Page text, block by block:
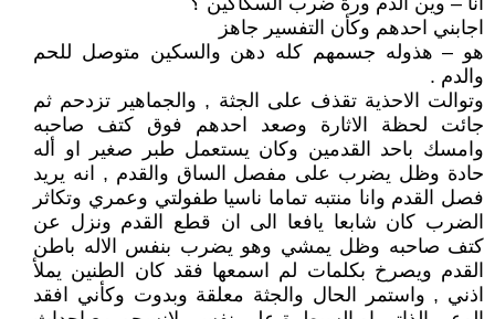
اجابني احدهم وكأن التفسير جاهز
هو – هذوله جسمهم كله دهن والسكين متوصل للحم
والدم .
وتوالت الاحذية تقذف على الجثة , والجماهير تزدحم ثم
جائت لحظة الاثارة وصعد احدهم فوق كتف صاحبه
وامسك باحد القدمين وكان يستعمل طبر صغير او أله
حادة وظل يضرب على مفصل الساق والقدم , انه يريد
فصل القدم وانا منتبه تماما ناسيا طفولتي وعمري وتكاثر
الضرب كان شابعا يافعا الى ان قطع القدم ونزل عن
كتف صاحبه وظل يمشي وهو يضرب بنفس الاله باطن
القدم ويصرخ بكلمات لم اسمعها فقد كان الطنين يملأ
اذني , واستمر الحال والجثة معلقة وبدوت وكأني افقد